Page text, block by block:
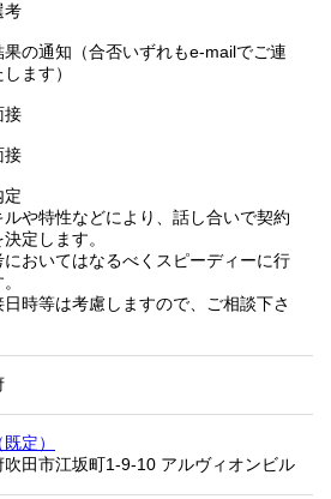
考
果の通知（合否いずれもe-mailでご連
ます）
接
接
定
や特性などにより、話し合いで契約
定します。
おいてはなるべくスピーディーに行
時等は考慮しますので、ご相談下さ
定）
吹田市江坂町1-9-10 アルヴィオンビル